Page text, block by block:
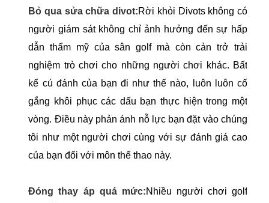
Bỏ qua sửa chữa divot:Rời khỏi Divots không có
người giám sát không chỉ ảnh hưởng đến sự hấp
dẫn thẩm mỹ của sân golf mà còn cản trở trải
nghiệm trò chơi cho những người chơi khác. Bất
kể cú đánh của bạn đi như thế nào, luôn luôn cố
gắng khôi phục các dấu bạn thực hiện trong một
vòng. Điều này phản ánh nỗ lực bạn đặt vào chúng
tôi như một người chơi cùng với sự đánh giá cao
của bạn đối với môn thể thao này.
Đóng thay áp quá mức:Nhiều người chơi golf